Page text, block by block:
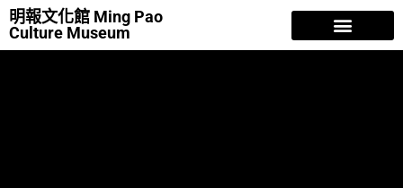
明報文化館 Ming Pao
Culture Museum